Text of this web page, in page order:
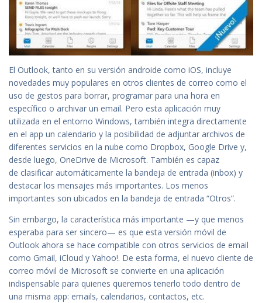
El Outlook, tanto en su versión androide como iOS, incluye
novedades muy populares en otros clientes de correo como el
uso de gestos para borrar, programar para una hora en
específico o archivar un email. Pero esta aplicación muy
utilizada en el entorno Windows, también integra directamente
en el app un calendario y la posibilidad de adjuntar archivos de
diferentes servicios en la nube como Dropbox, Google Drive y,
desde luego, OneDrive de Microsoft. También es capaz
de clasificar automáticamente la bandeja de entrada (inbox) y
destacar los mensajes más importantes. Los menos
importantes son ubicados en la bandeja de entrada “Otros”.
Sin embargo, la característica más importante —y que menos
esperaba para ser sincero— es que esta versión móvil de
Outlook ahora se hace compatible con otros servicios de email
como Gmail, iCloud y Yahoo!. De esta forma, el nuevo cliente de
correo móvil de Microsoft se convierte en una aplicación
indispensable para quienes queremos tenerlo todo dentro de
una misma app: emails, calendarios, contactos, etc.